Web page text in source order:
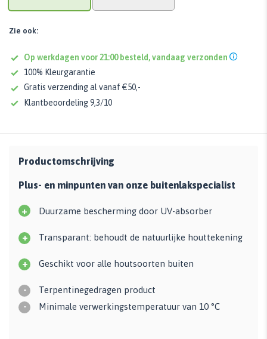
Zie ook:
Op werkdagen voor 21:00 besteld, vandaag verzonden
100% Kleurgarantie
Gratis verzending al vanaf €50,-
Klantbeoordeling 9,3/10
Productomschrijving
Plus- en minpunten van onze buitenlakspecialist
+ Duurzame bescherming door UV-absorber
+ Transparant: behoudt de natuurlijke houttekening
+ Geschikt voor alle houtsoorten buiten
- Terpentinegedragen product
- Minimale verwerkingstemperatuur van 10 °C